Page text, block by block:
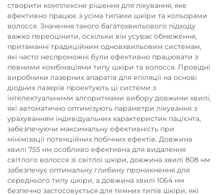
створити комплексне рішення для лікування, яке
ефективно працює з усіма типами шкіри та кольорами
волосся. Значення такого багатохвильового підходу
важко переоцінити, оскільки він усуває обмеження,
притаманні традиційним одновхвильовим системам,
які часто неспроможні були ефективно працювати з
певними комбінаціями типу шкіри та волосся. Провідні
виробники лазерних апаратів для епіляції на основі
діодних лазерів проектують ці системи з
інтелектуальними алгоритмами вибору довжини хвилі,
які автоматично оптимізують параметри лікування з
урахуванням індивідуальних характеристик пацієнта,
забезпечуючи максимальну ефективність при
мінімізації потенційних побічних ефектів. Довжина
хвилі 755 нм особливо ефективна для видалення
світлого волосся зі світлої шкіри, довжина хвилі 808 нм
забезпечує оптимальну глибину проникнення для
середнього типу шкіри, а довжина хвилі 1064 нм
безпечно застосовується для темних типів шкіри, які